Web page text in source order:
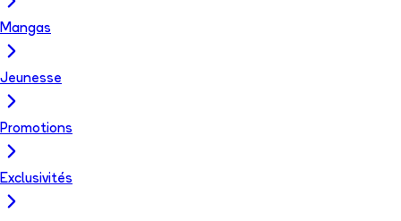
Mangas
Jeunesse
Promotions
Exclusivités